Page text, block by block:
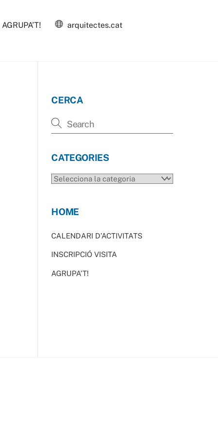
AGRUPA’T! arquitectes.cat
CERCA
CATEGORIES
CATEGORIES
HOME
CALENDARI D’ACTIVITATS
INSCRIPCIÓ VISITA
AGRUPA’T!